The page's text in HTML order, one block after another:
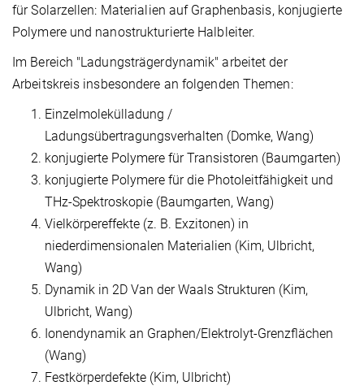
für Solarzellen: Materialien auf Graphenbasis, konjugierte
Polymere und nanostrukturierte Halbleiter.
Im Bereich "Ladungsträgerdynamik" arbeitet der
Arbeitskreis insbesondere an folgenden Themen:
Einzelmolekülladung /
Ladungsübertragungsverhalten (Domke, Wang)
konjugierte Polymere für Transistoren (Baumgarten)
konjugierte Polymere für die Photoleitfähigkeit und
THz-Spektroskopie (Baumgarten, Wang)
Vielkörpereffekte (z. B. Exzitonen) in
niederdimensionalen Materialien (Kim, Ulbricht,
Wang)
Dynamik in 2D Van der Waals Strukturen (Kim,
Ulbricht, Wang)
Ionendynamik an Graphen/Elektrolyt-Grenzflächen
(Wang)
Festkörperdefekte (Kim, Ulbricht)